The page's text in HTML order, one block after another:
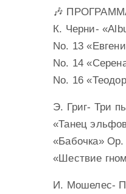
🎶
К. Черни-
No. 13
No. 14
No. 16
Э. Григ- Три
«Танец
«Бабочка»
«Шествие
И. Мошелес-